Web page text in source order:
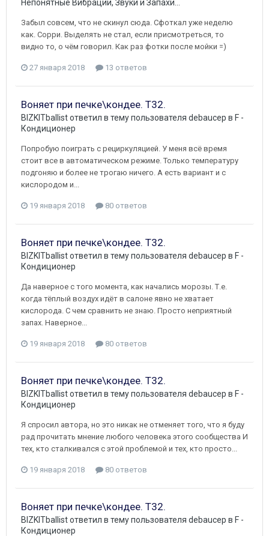
Непонятные Вибрации, Звуки и Запахи...
Забыл совсем, что не скинул сюда. Сфоткал уже неделю
как. Сорри. Выделять не стал, если присмотреться, то
видно то, о чём говорил. Как раз фотки после мойки =)
27 января 2018 13 ответов
Воняет при печке\кондее. Т32.
BIZKITballistответил в тему пользователя debaucep в F -
Кондиционер
Попробую поиграть с рециркуляцией. У меня всё время
стоит все в автоматическом режиме. Только температуру
подгоняю и более не трогаю ничего. А есть вариант и с
кислородом и...
19 января 2018 80 ответов
Воняет при печке\кондее. Т32.
BIZKITballistответил в тему пользователя debaucep в F -
Кондиционер
Да наверное с того момента, как начались морозы. Т.е.
когда тёплый воздух идёт в салоне явно не хватает
кислорода. С чем сравнить не знаю. Просто неприятный
запах. Наверное...
19 января 2018 80 ответов
Воняет при печке\кондее. Т32.
BIZKITballistответил в тему пользователя debaucep в F -
Кондиционер
Я спросил автора, но это никак не отменяет того, что я буду
рад прочитать мнение любого человека этого сообщества И
тех, кто сталкивался с этой проблемой и тех, кто просто...
19 января 2018 80 ответов
Воняет при печке\кондее. Т32.
BIZKITballistответил в тему пользователя debaucep в F -
Кондиционер